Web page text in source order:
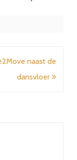
naast de
dansvloer